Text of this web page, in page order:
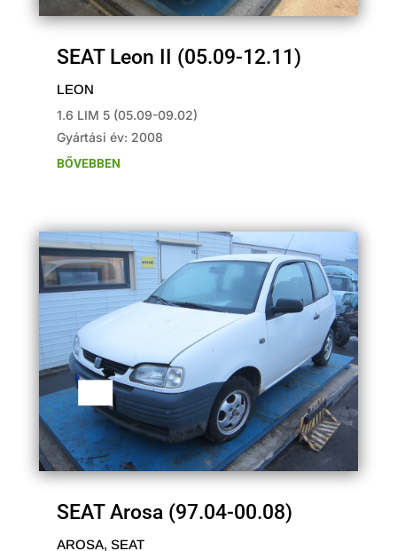
SEAT Leon II (05.09-12.11)
LEON
1.6 LIM 5 (05.09-09.02)
Gyártási év: 2008
BŐVEBBEN
SEAT Arosa (97.04-00.08)
AROSA, SEAT